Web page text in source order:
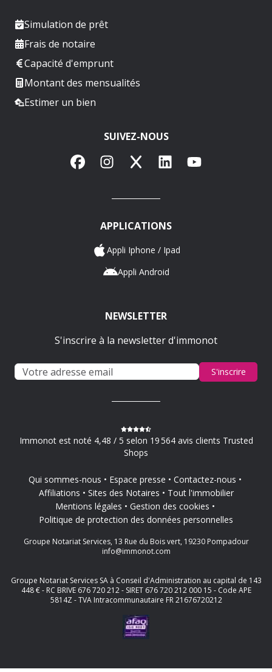
Simulation de prêt
Frais de notaire
Capacité d'emprunt
Montant des mensualités
Estimer un bien
SUIVEZ-NOUS
FacebookInstagram
X LinkedInYouTube
APPLICATIONS
Appli Iphone / Ipad
Appli Android
NEWSLETTER
S'inscrire à la newsletter d'immonot
S'inscrire
Immonot est noté 4,48 / 5 selon 19 564 avis clients Trusted
Shops
Qui sommes-nous Espace presse
Contactez-nous
Affiliations
Sites des Notaires
Tout l'immobilier
Mentions légales
Gestion des cookies
Politique de protection des données personnelles
Groupe Notariat Services, 13 Rue du Bois vert, 19230 Pompadour
info@immonot.com
Groupe Notariat Services SA à Conseil d'Administration au capital de 143
448 € - RC BRIVE 676 720 212 - SIRET 676 720 212 000 15 - Code APE
5814Z - TVA Intracommunautaire FR 21676720212